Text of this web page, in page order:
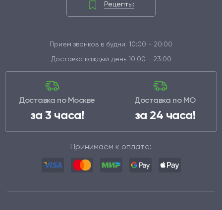
Рецепты:
Прием звонков в будни: 10:00 - 20:00
Доставка каждый день 10:00 - 23:00
Доставка по Москве
за 3 часа!
Доставка по МО
за 24 часа!
Принимаем к оплате: